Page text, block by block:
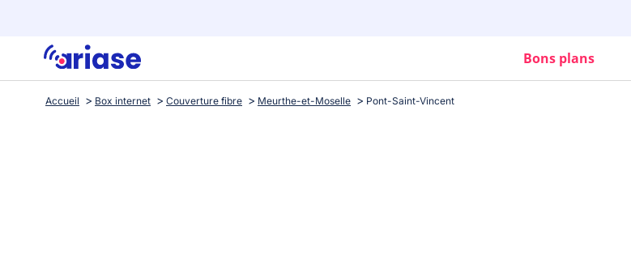
Bons plans
Accueil Box internet Couverture fibre Meurthe-et-Moselle Pont-Saint-Vincent